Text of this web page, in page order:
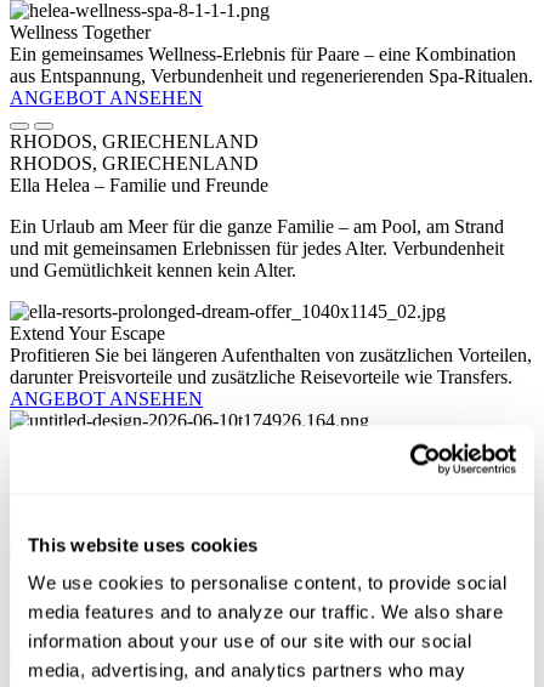
This website uses cookies
We use cookies to personalise content, to provide social
media features and to analyze our traffic. We also share
information about your use of our site with our social
media, advertising, and analytics partners who may
Wellness Together
Ein gemeinsames Wellness-Erlebnis für Paare – eine Kombination
aus Entspannung, Verbundenheit und regenerierenden Spa-Ritualen.
ANGEBOT ANSEHEN
RHODOS, GRIECHENLAND
RHODOS, GRIECHENLAND
Ella Helea – Familie und Freunde
Ein Urlaub am Meer für die ganze Familie – am Pool, am Strand
und mit gemeinsamen Erlebnissen für jedes Alter. Verbundenheit
und Gemütlichkeit kennen kein Alter.
Extend Your Escape
Profitieren Sie bei längeren Aufenthalten von zusätzlichen Vorteilen,
darunter Preisvorteile und zusätzliche Reisevorteile wie Transfers.
ANGEBOT ANSEHEN
Sichern Sie sich Ihren Platz an der Sonne im Ella Helea und
Vorauszahlen & sparen
Planen Sie im Voraus und sichern Sie sich exklusive Rabatte für
Ihren Familienurlaub am Meer.
ANGEBOT ANSEHEN
Gemeinsames Wohlbefinden